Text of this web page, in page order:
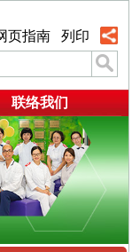
页指南 列印
联络我们